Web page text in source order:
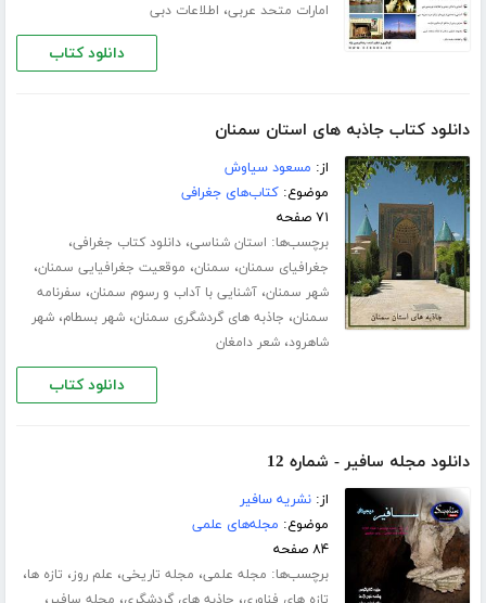
امارات متحد عربی، اطلاعات دبی
دانلود کتاب
دانلود کتاب جاذبه های استان سمنان
از: مسعود سیاوش
موضوع:کتاب‌های جغرافی
۷۱ صفحه
برچسب‌ها: استان شناسی،دانلود کتاب جغرافی،
جغرافیای سمنان، سمنان، موقعیت جغرافیایی سمنان،
شهر سمنان،آشنایی با آداب و رسوم سمنان، سفرنامه
سمنان، جاذبه های گردشگری سمنان،شهر بسطام،شهر
شاهرود،شعر دامغان
دانلود کتاب
دانلود مجله سافیر - شماره 12
از:نشریه سافیر
موضوع: مجله‌های علمی
۸۴ صفحه
برچسب‌ها: مجله علمی، مجله تاریخی، علم روز، تازه ها،